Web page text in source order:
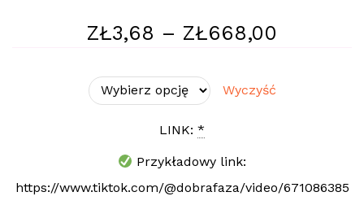
ZŁ3,68 – ZŁ668,00
Wyczyść
LINK: *
Przykładowy link:
https://www.tiktok.com/@dobrafaza/video/671086385